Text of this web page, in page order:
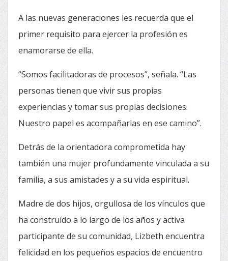
A las nuevas generaciones les recuerda que el
primer requisito para ejercer la profesión es
enamorarse de ella.
“Somos facilitadoras de procesos”, señala. “Las
personas tienen que vivir sus propias
experiencias y tomar sus propias decisiones.
Nuestro papel es acompañarlas en ese camino”.
Detrás de la orientadora comprometida hay
también una mujer profundamente vinculada a su
familia, a sus amistades y a su vida espiritual.
Madre de dos hijos, orgullosa de los vínculos que
ha construido a lo largo de los años y activa
participante de su comunidad, Lizbeth encuentra
felicidad en los pequeños espacios de encuentro